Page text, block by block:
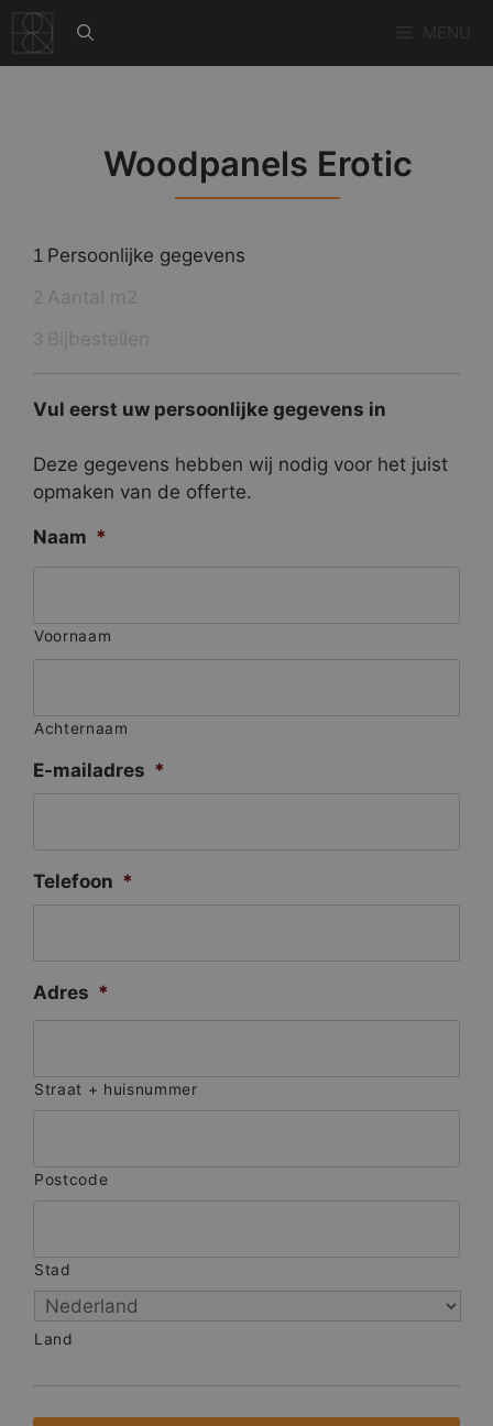
naar
de
Woodpanels Erotic
1 Persoonlijke gegevens
Vul eerst uw persoonlijke gegevens in
Deze gegevens hebben wij nodig voor het juist
opmaken van de offerte.
Naam *
Voornaam
Achternaam
E-mailadres *
Telefoon *
Adres *
Straat + huisnummer
Postcode
Stad
Land